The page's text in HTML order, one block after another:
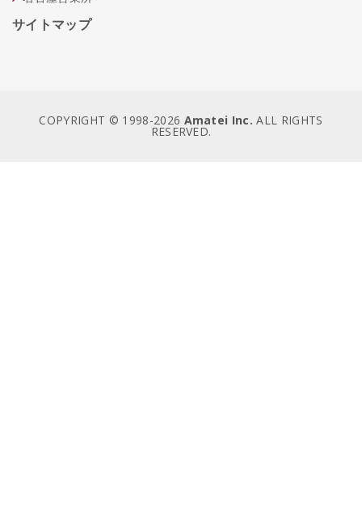
サイトマップ
COPYRIGHT © 1998-2026 Amatei Inc. ALL RIGHTS
RESERVED.